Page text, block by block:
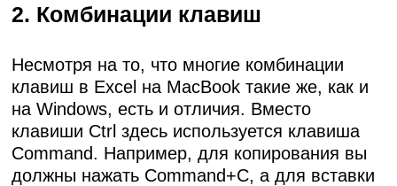
2. Комбинации клавиш
Несмотря на то, что многие комбинации
клавиш в Excel на MacBook такие же, как и
на Windows, есть и отличия. Вместо
клавиши Ctrl здесь используется клавиша
Command. Например, для копирования вы
должны нажать Command+C, а для вставки